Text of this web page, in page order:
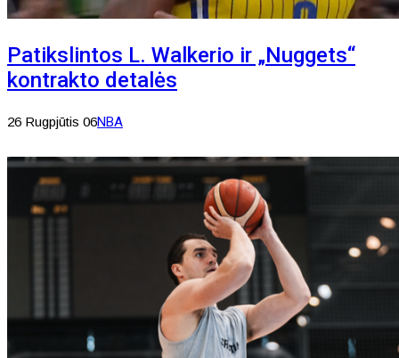
Patikslintos L. Walkerio ir „Nuggets“
kontrakto detalės
26 Rugpjūtis 06NBA